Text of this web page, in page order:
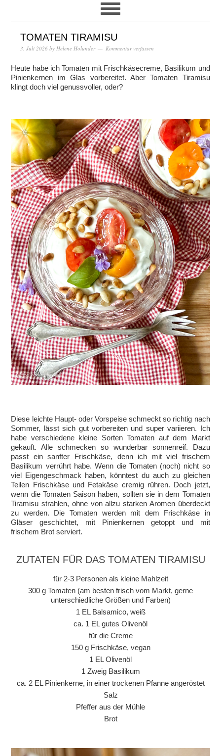
TOMATEN TIRAMISU
3. Juli 2026 by Helene Holunder Kommentar verfassen
Heute habe ich Tomaten mit Frischkäsecreme, Basilikum und
Pinienkernen im Glas vorbereitet. Aber Tomaten Tiramisu
klingt doch viel genussvoller, oder?
Diese leichte Haupt- oder Vorspeise schmeckt so richtig nach
Sommer, lässt sich gut vorbereiten und super variieren. Ich
habe verschiedene kleine Sorten Tomaten auf dem Markt
gekauft. Alle schmecken so wunderbar sonnenreif. Dazu
passt ein sanfter Frischkäse, denn ich mit viel frischem
Basilikum verrührt habe. Wenn die Tomaten (noch) nicht so
viel Eigengeschmack haben, könntest du auch zu gleichen
Teilen Frischkäse und Fetakäse cremig rühren. Doch jetzt,
wenn die Tomaten Saison haben, sollten sie in dem Tomaten
Tiramisu strahlen, ohne von allzu starken Aromen überdeckt
zu werden. Die Tomaten werden mit dem Frischkäse in
Gläser geschichtet, mit Pinienkernen getoppt und mit
frischem Brot serviert.
ZUTATEN FÜR DAS TOMATEN TIRAMISU
für 2-3 Personen als kleine Mahlzeit
300 g Tomaten (am besten frisch vom Markt, gerne
unterschiedliche Größen und Farben)
1 EL Balsamico, weiß
ca. 1 EL gutes Olivenöl
für die Creme
150 g Frischkäse, vegan
1 EL Olivenöl
1 Zweig Basilikum
ca. 2 EL Pinienkerne, in einer trockenen Pfanne angeröstet
Salz
Pfeffer aus der Mühle
Brot